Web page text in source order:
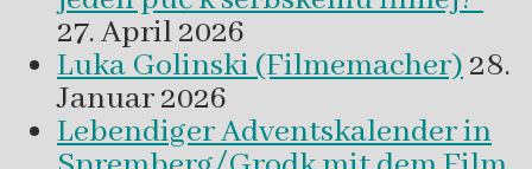
27. April 2026
Luka Golinski (Filmemacher)28.
Januar 2026
Lebendiger Adventskalender in